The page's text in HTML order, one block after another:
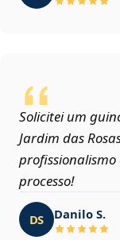
Solicitei um
Jardim das
processo!
DS Danilo S.